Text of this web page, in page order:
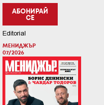
АБОНИРАЙ
СЕ
Editorial
МЕНИДЖЪР
07/2026